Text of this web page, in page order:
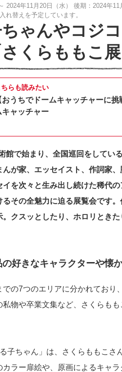
2024年11月20日（水） 後期：2024年
れ替えを予定しています。
ゃんやコジ
くらももこ
ちらも読みたい
おうちでドームキャッチャーに
キャッチャー
館で始まり、全国巡回をしてい
が家、エッセイスト、作詞家、
を次々と生み出し続けた稀代
その全魅力に迫る展覧会です
クスッとしたり、ホロリとき
好きなキャラクターや懐
の7つのエリアに分かれており
物や卒業文集など、さくらも
子ちゃん」は、さくらももこさ
ラー扉絵や、原画によるキャ